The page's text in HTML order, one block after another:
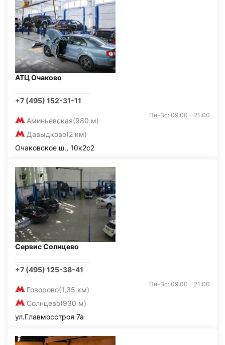
АТЦ Очаково
+7 (495) 152-31-11
Аминьевская(980 м)
Давыдково(2 км)
Пн-Вс: 09:00 - 21:00
Очаковское ш., 10к2с2
Сервис Солнцево
+7 (495) 125-38-41
Говорово(1,35 км)
Солнцево(930 м)
Пн-Вс: 09:00 - 21:00
ул.Главмосстроя 7а